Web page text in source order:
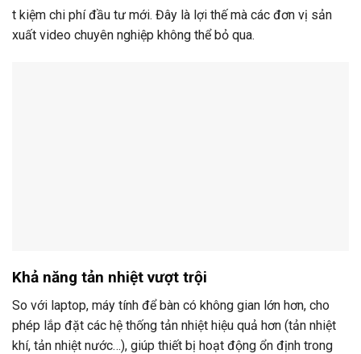
t kiệm chi phí đầu tư mới. Đây là lợi thế mà các đơn vị sản
xuất video chuyên nghiệp không thể bỏ qua.
Khả năng tản nhiệt vượt trội
So với laptop, máy tính để bàn có không gian lớn hơn, cho
phép lắp đặt các hệ thống tản nhiệt hiệu quả hơn (tản nhiệt
khí, tản nhiệt nước…), giúp thiết bị hoạt động ổn định trong